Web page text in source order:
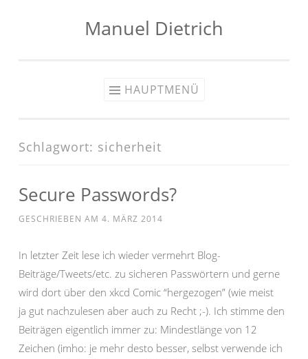
Manuel Dietrich
HAUPTMENÜ
Schlagwort: sicherheit
Secure Passwords?
GESCHRIEBEN AM 4. MÄRZ 2014
In letzter Zeit lese ich wieder vermehrt Blog-
Beiträge/Tweets/etc. zu sicheren Passwörtern und gerne
wird dort über den xkcd Comic “hergezogen” (wie meist
ja gut nachzulesen aber auch zu Recht ;-). Ich stimme den
Beiträgen eigentlich immer zu: Mindestlänge von 12
Zeichen (imho: je mehr desto besser, selbst verwende ich